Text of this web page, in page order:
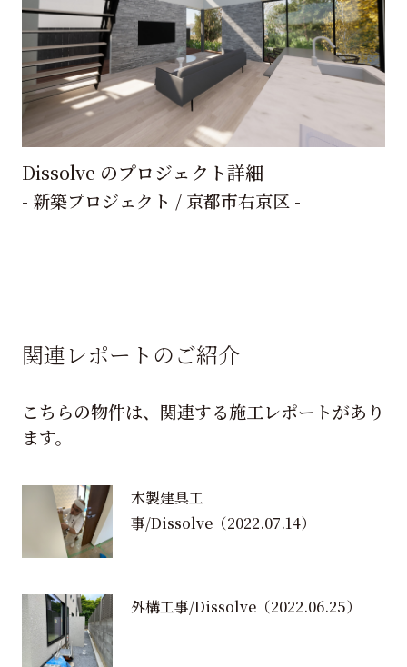
Dissolve のプロジェクト詳細
- 新築プロジェクト / 京都市右京区 -
関連レポートのご紹介
こちらの物件は、関連する施工レポートがあり
ます。
木製建具工
事/Dissolve（2022.07.14）
外構工事/Dissolve（2022.06.25）